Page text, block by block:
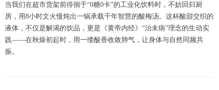
当我们在超市货架前徘徊于“0糖0卡”的工业化饮料时，不妨回归厨
房，用8小时文火慢炖出一锅承载千年智慧的酸梅汤。这杯酸甜交织的
液体，不仅是解渴的饮品，更是《黄帝内经》“治未病”理念的生动实
践——在秋燥初起时，用一缕酸香收敛肺气，让身体与自然同频共
振。